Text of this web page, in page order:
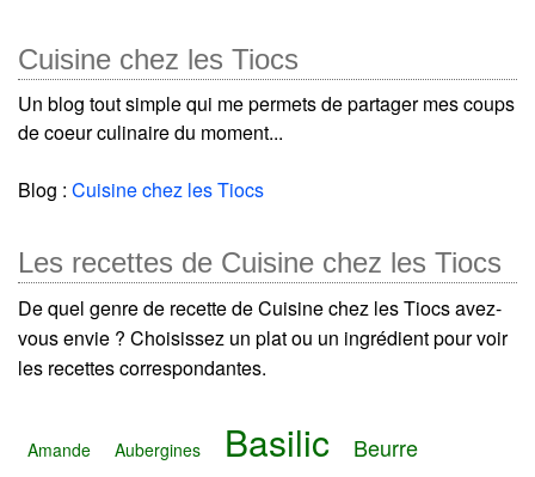
Cuisine chez les Tiocs
Un blog tout simple qui me permets de partager mes coups
de coeur culinaire du moment...
Blog : Cuisine chez les Tiocs
Les recettes de Cuisine chez les Tiocs
De quel genre de recette de Cuisine chez les Tiocs avez-
vous envie ? Choisissez un plat ou un ingrédient pour voir
les recettes correspondantes.
Amande Aubergines Basilic Beurre